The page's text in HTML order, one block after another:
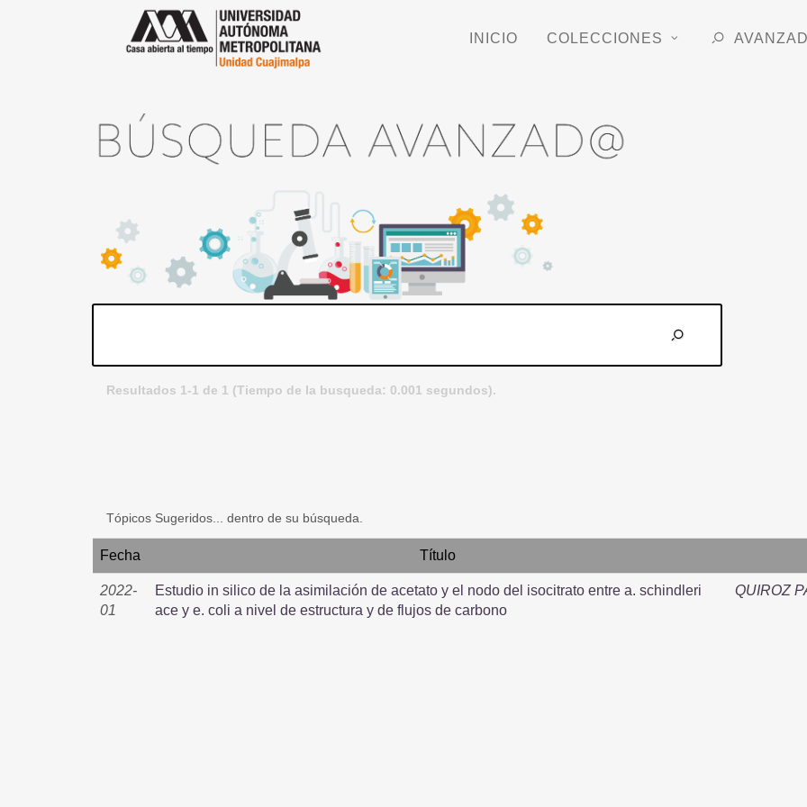
INICIO COLECCIONES
Resultados 1-1 de 1 (Tiempo de la busqueda: 0.001 segundos).
Tópicos Sugeridos... dentro de su búsqueda.
Fecha Título
2022-
01
Estudio in silico de la asimilación de acetato y el nodo del isocitrato entre a. schindleri
ace y e. coli a nivel de estructura y de flujos de carbono
QUIROZ